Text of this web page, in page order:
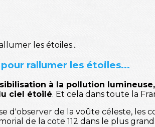
pour rallumer les étoiles...
à la pollution
ciel étoilé. Et cela dans toute la
d'observer de la voûte céleste, les
de la cote 112 dans le plus